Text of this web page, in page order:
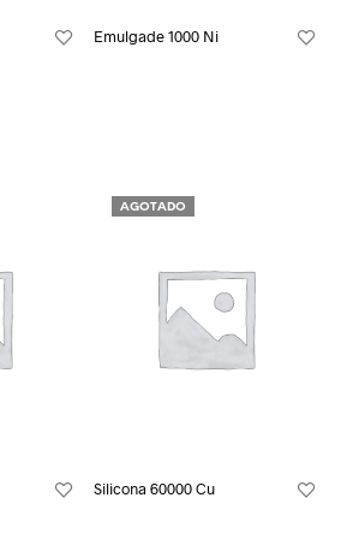
Emulgade 1000 Ni
AGOTADO
Silicona 60000 Cu